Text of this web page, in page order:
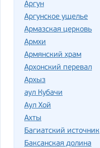
Аргун
Аргунское ущелье
Армазская церковь
Армхи
Армянский храм
Архонский перевал
Архыз
аул Кубачи
Аул Хой
Ахты
Багиатский источник
Баксанская долина